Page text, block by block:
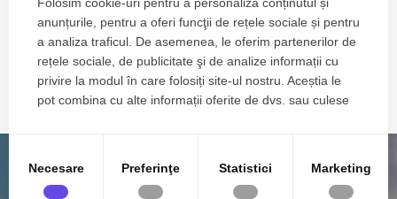
Spatii comerciale de inchiriat in Constanta Tomis Nord
Spatii comerciale de inchiriat in Constanta ICIL
Spatii comerciale de inchiriat in Constanta Zona Industriala
Spatii comerciale de inchiriat in Constanta Faleza Nord
Spatii comerciale de inchiriat in Constanta Inel II
Spatii comerciale de inchiriat in Constanta Centru
anunțurile, pentru a oferi funcţii de rețele sociale și pentru
a analiza traficul. De asemenea, le oferim partenerilor de
rețele sociale, de publicitate şi de analize informații cu
privire la modul în care folosiți site-ul nostru. Aceștia le
pot combina cu alte informații oferite de dvs. sau culese
Necesare Preferinţe Statistici Marketing